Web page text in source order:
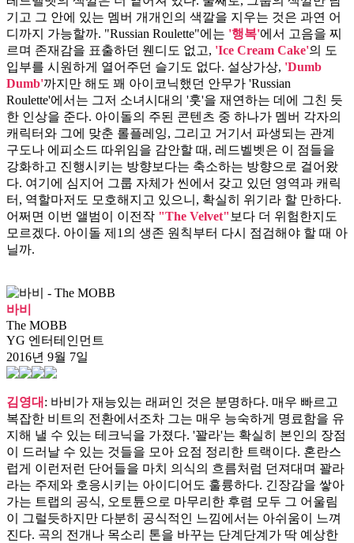
기고 그 안에 있는 멤버 개개인의 색깔을 지우는 것은 과연 어
디까지 가능할까. "Russian Roulette"에는 '행복'에서 고음을 찌
르며 존재감을 표출하던 웬디도 없고, 'Ice Cream Cake'의 도
입부를 시원하게 열어주던 슬기도 없다. 설상가상, 'Dumb
Dumb'까지만 해도 꽤 아이코닉했던 안무가 'Russian
Roulette'에서는 그저 소녀시대의 '훗'을 재연하는 데에 그친 듯
한 인상을 준다. 아이돌의 주된 콘텐츠 중 하나가 멤버 각자의
캐릭터와 그에 맞춘 롤플레잉, 그리고 거기서 파생되는 관계
구도나 에피소드 따위임을 감안할 때, 레드벨벳은 이 점들을
강화하고 진행시키는 방향보다는 축소하는 방향으로 걸어왔
다. 여기에 심지어 그룹 자체가 씬에서 갖고 있던 영역과 캐릭
터, 역할마저도 모호해지고 있으니, 확실히 위기라 할 만하다.
어쩌면 이번 앨범이 이전작 "The Velvet" 보다 더 위험한지도
모르겠다. 아이돌 제1의 생존 원칙부터 다시 점검해야 할 때 아
닐까.
바비
The MOBB
YG 엔터테인먼트
2016년 9월 7일
김영대 : 바비가 재능있는 래퍼인 것은 분명하다. 매우 빠르고
복잡한 비트의 전환에서조차 그는 매우 능숙하게 명료함을 유
지해 낼 수 있는 테크닉을 가졌다. '꽐라'는 확실히 본인의 장점
이 드러날 수 있는 것들을 모아 요점 정리한 트랙이다. 혼란스
럽게 이런저런 단어들을 마치 의식의 흐름처럼 던져대며 꽐라
라는 주제와 호응시키는 아이디어도 훌륭하다. 긴장감을 쌓아
가는 트랩의 공식, 오토튠으로 마무리한 후렴 모두 그 어울림
이 그럴듯하지만 다분히 공식적인 느낌에서는 아쉬움이 느껴
진다. 곡의 전개나 목소리 톤을 바꾸는 단계단계가 딱 예상한